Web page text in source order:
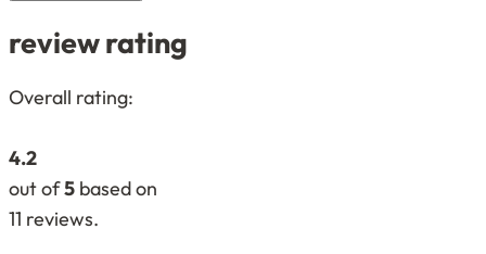
review rating
4,2
based
on
12.345
Overall rating:
4.2
out of5 based on
11 reviews.